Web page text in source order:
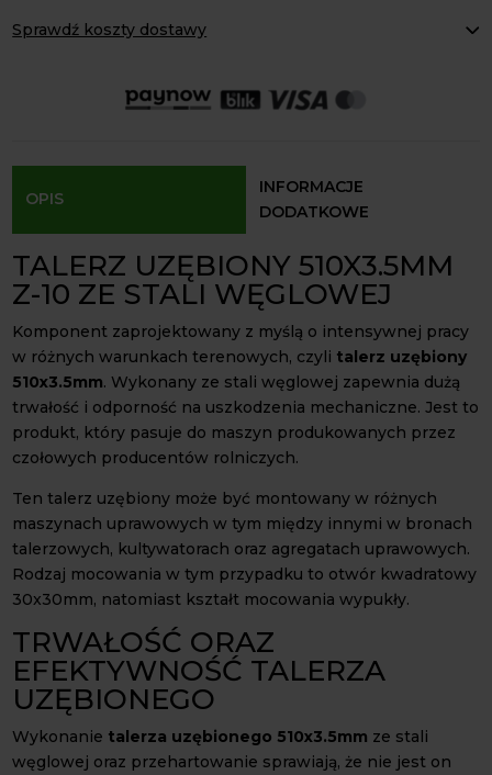
510x3.5mm
e
Sprawdź koszty dostawy
Odbiór osobisty:Oblekoń 156a, 28-133 Pacanów
OPIS
INFORMACJE
DODATKOWE
TALERZ UZĘBIONY 510X3.5MM
Z-10 ZE STALI WĘGLOWEJ
Komponent zaprojektowany z myślą o intensywnej pracy
w różnych warunkach terenowych, czyli talerz uzębiony
510x3.5mm. Wykonany ze stali węglowej zapewnia dużą
trwałość i odporność na uszkodzenia mechaniczne. Jest to
produkt, który pasuje do maszyn produkowanych przez
czołowych producentów rolniczych.
Ten talerz uzębiony może być montowany w różnych
maszynach uprawowych w tym między innymi w bronach
talerzowych, kultywatorach oraz agregatach uprawowych.
Rodzaj mocowania w tym przypadku to otwór kwadratowy
30x30mm, natomiast kształt mocowania wypukły.
TRWAŁOŚĆ ORAZ
EFEKTYWNOŚĆ TALERZA
UZĘBIONEGO
Wykonanie talerza uzębionego 510x3.5mm ze stali
węglowej oraz przehartowanie sprawiają, że nie jest on